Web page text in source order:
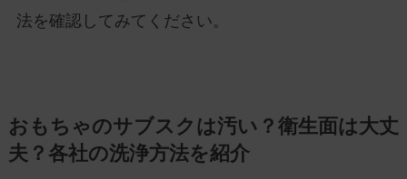
法を確認してみてください。
おもちゃのサブスクは汚い？衛生面は大丈
夫？各社の洗浄方法を紹介